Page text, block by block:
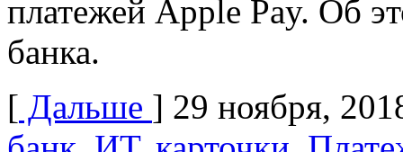
платежей Apple Pay. Об
банка.
[ Дальше ] 29 ноября,